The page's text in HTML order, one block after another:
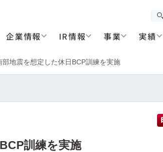
企業情報 IR情報 事業 実績
部地震を想定した休日BCP訓練を実施
訓練を実施